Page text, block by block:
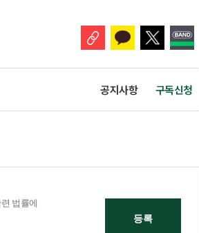
공지사항 구독신청